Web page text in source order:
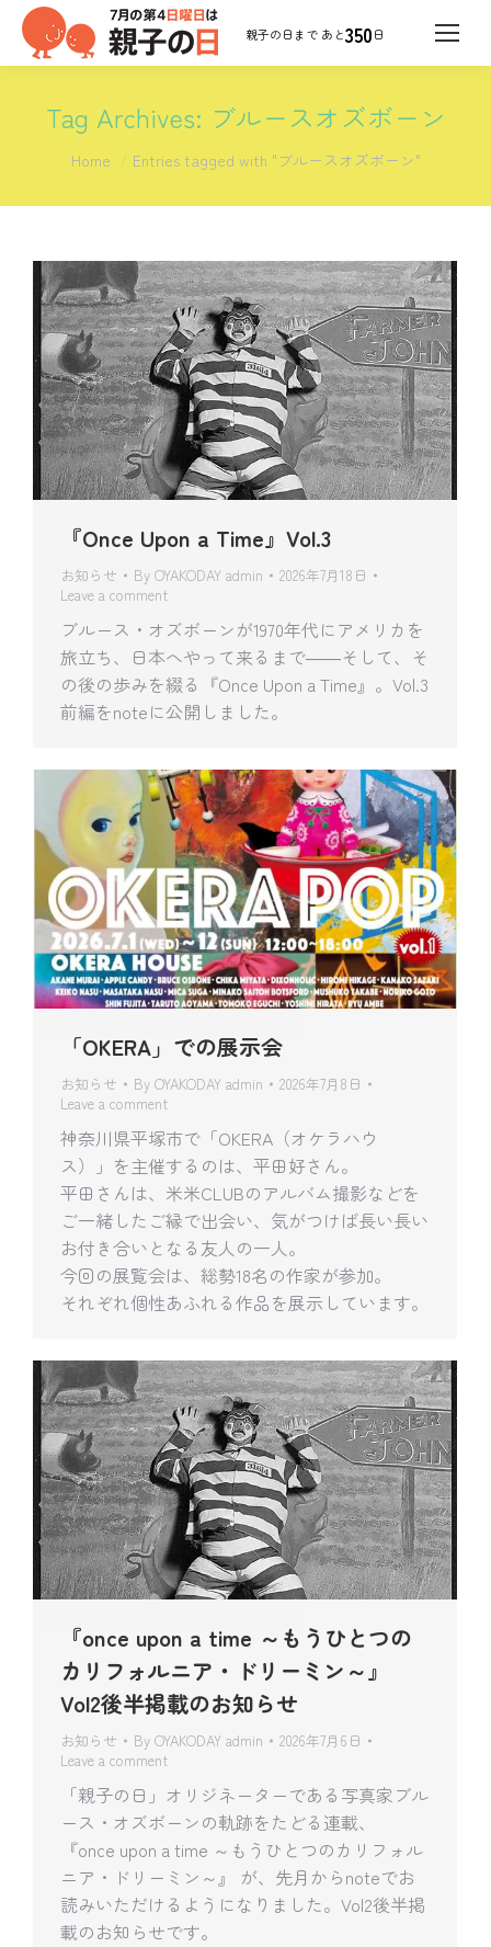
350日
Tag Archives: ブルースオズボーン
You are here:
Home Entries tagged with "ブルースオズボーン"
『Once Upon a Time』Vol.3
お知らせ By OYAKODAY admin
2026年7月18日
Leave a comment
ブルース・オズボーンが1970年代にアメリカを
旅立ち、日本へやって来るまで――そして、そ
の後の歩みを綴る『Once Upon a Time』。Vol.3
前編をnoteに公開しました。
「OKERA」での展示会
お知らせ By OYAKODAY admin
2026年7月8日
Leave a comment
神奈川県平塚市で「OKERA（オケラハウ
ス）」を主催するのは、平田好さん。
平田さんは、米米CLUBのアルバム撮影などを
ご一緒したご縁で出会い、気がつけば長い長い
お付き合いとなる友人の一人。
今回の展覧会は、総勢18名の作家が参加。
それぞれ個性あふれる作品を展示しています。
『once upon a time ～もうひとつの
カリフォルニア・ドリーミン～』
Vol2後半掲載のお知らせ
お知らせ By OYAKODAY admin
2026年7月6日
Leave a comment
「親子の日」オリジネーターである写真家ブル
ース・オズボーンの軌跡をたどる連載、
『once upon a time ～もうひとつのカリフォル
ニア・ドリーミン～』 が、先月からnoteでお
読みいただけるようになりました。Vol2後半掲
載のお知らせです。